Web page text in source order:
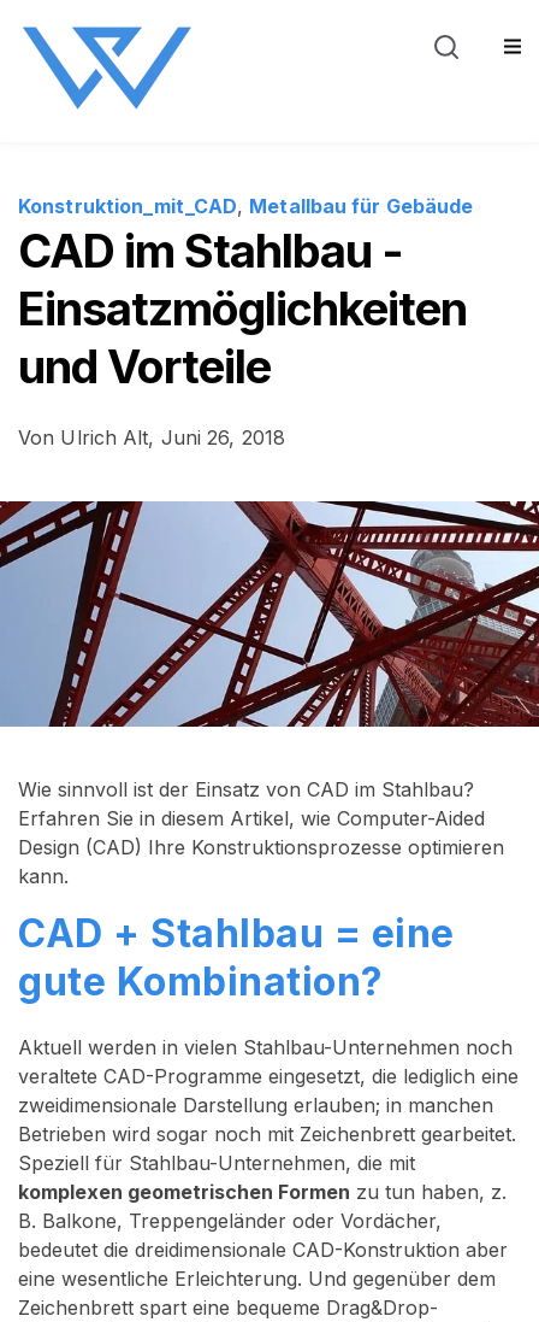
Blog
Über WeSt
Konstruktion_mit_CAD, Metallbau für Gebäude
CAD im Stahlbau -
Einsatzmöglichkeiten
und Vorteile
Von Ulrich Alt, Juni 26, 2018
Wie sinnvoll ist der Einsatz von CAD im Stahlbau?
Erfahren Sie in diesem Artikel, wie Computer-Aided
Design (CAD) Ihre Konstruktionsprozesse optimieren
kann.
CAD + Stahlbau = eine
gute Kombination?
Aktuell werden in vielen Stahlbau-Unternehmen noch
veraltete CAD-Programme eingesetzt, die lediglich eine
zweidimensionale Darstellung erlauben; in manchen
Betrieben wird sogar noch mit Zeichenbrett gearbeitet.
Speziell für Stahlbau-Unternehmen, die mit
komplexen geometrischen Formen zu tun haben, z.
B. Balkone, Treppengeländer oder Vordächer,
bedeutet die dreidimensionale CAD-Konstruktion aber
eine wesentliche Erleichterung. Und gegenüber dem
Zeichenbrett spart eine bequeme Drag&Drop-